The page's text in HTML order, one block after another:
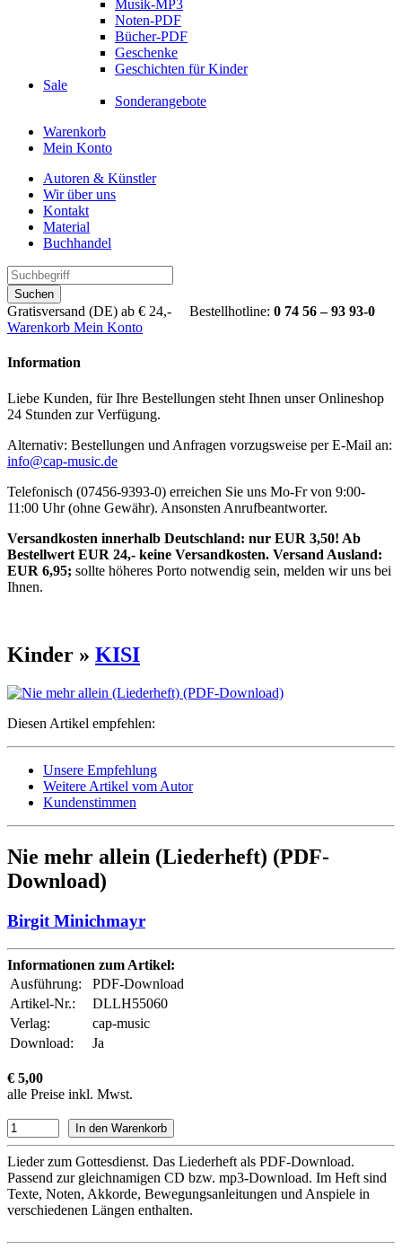
Musik-MP3
Noten-PDF
Bücher-PDF
Geschenke
Geschichten für Kinder
Sale
Sonderangebote
Warenkorb
Mein Konto
Autoren & Künstler
Wir über uns
Kontakt
Material
Buchhandel
Suchen
Gratisversand (DE) ab € 24,- Bestellhotline: 0 74 56 – 93 93-0
Warenkorb Mein Konto
Information
Liebe Kunden, für Ihre Bestellungen steht Ihnen unser Onlineshop
24 Stunden zur Verfügung.
Alternativ: Bestellungen und Anfragen vorzugsweise per E-Mail an:
info@cap-music.de
Telefonisch (07456-9393-0) erreichen Sie uns Mo-Fr von 9:00-
11:00 Uhr (ohne Gewähr). Ansonsten Anrufbeantworter.
Versandkosten innerhalb Deutschland: nur EUR 3,50! Ab
Bestellwert EUR 24,- keine Versandkosten. Versand Ausland:
EUR 6,95; sollte höheres Porto notwendig sein, melden wir uns bei
Ihnen.
Kinder » KISI
Diesen Artikel empfehlen:
Unsere Empfehlung
Weitere Artikel vom Autor
Kundenstimmen
Nie mehr allein (Liederheft) (PDF-
Download)
Birgit Minichmayr
Informationen zum Artikel:
Ausführung:
PDF-Download
Artikel-Nr.:
DLLH55060
Verlag:
cap-music
Download:
Ja
€ 5,00
alle Preise inkl. Mwst.
Lieder zum Gottesdienst. Das Liederheft als PDF-Download.
Passend zur gleichnamigen CD bzw. mp3-Download. Im Heft sind
Texte, Noten, Akkorde, Bewegungsanleitungen und Anspiele in
verschiedenen Längen enthalten.